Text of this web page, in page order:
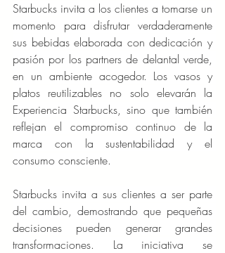
Starbucks invita a los clientes a tomarse un
momento para disfrutar verdaderamente
sus bebidas elaborada con dedicación y
pasión por los partners de delantal verde,
en un ambiente acogedor. Los vasos y
platos reutilizables no solo elevarán la
Experiencia Starbucks, sino que también
reflejan el compromiso continuo de la
marca con la sustentabilidad y el
consumo consciente.
Starbucks invita a sus clientes a ser parte
del cambio, demostrando que pequeñas
decisiones pueden generar grandes
transformaciones. La iniciativa se